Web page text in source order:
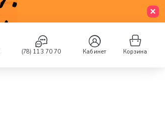
(78) 113 70 70 Кабинет Корзина